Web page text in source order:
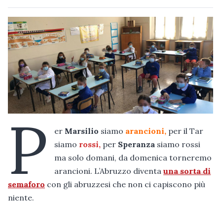
P er Marsilio siamo arancioni, per il Tar
siamo rossi, per Speranza siamo rossi
ma solo domani, da domenica torneremo
arancioni. L’Abruzzo diventauna sorta di
semaforo con gli abruzzesi che non ci capiscono più
niente.